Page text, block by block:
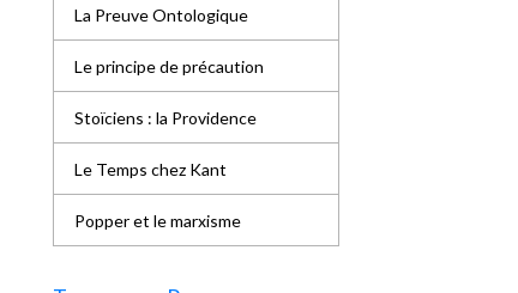
La Preuve Ontologique
Le principe de précaution
Stoïciens : la Providence
Le Temps chez Kant
Popper et le marxisme